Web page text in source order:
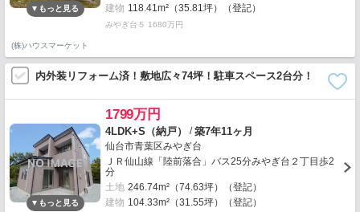
建物 118.41m²（35.81坪）（登記）
みやぎ台５ 1680万円
(株)ハウスマーケット
内外装リフォーム済！敷地広々74坪！駐車スペース2台分！
1799万円
4LDK+S（納戸） /築7年11ヶ月
仙台市青葉区みやぎ台
ＪＲ仙山線「陸前落合」バス25分みやぎ台２丁目歩2
分
土地 246.74m²（74.63坪）（登記）
建物 104.33m²（31.55坪）（登記）